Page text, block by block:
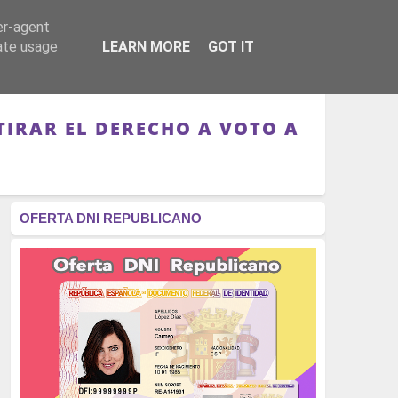
RÉGIMEN - MONARQUÍA
EL DERECHO A VOTO A
OFERTA DNI REPUBLICANO
agent
usage
LEARN MORE GOT IT